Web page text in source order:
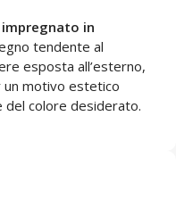
in
tendente al
esposta all’esterno,
un motivo estetico
colore desiderato.